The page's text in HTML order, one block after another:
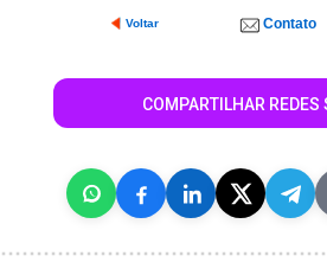
Voltar Contato
COMPARTILHAR REDES